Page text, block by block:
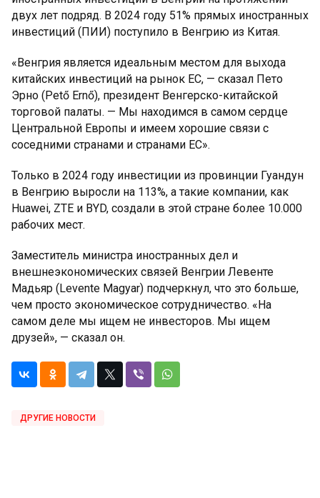
двух лет подряд. В 2024 году 51% прямых иностранных
инвестиций (ПИИ) поступило в Венгрию из Китая.
«Венгрия является идеальным местом для выхода
китайских инвестиций на рынок ЕС, — сказал Пето
Эрно (Pető Ernő), президент Венгерско-китайской
торговой палаты. — Мы находимся в самом сердце
Центральной Европы и имеем хорошие связи с
соседними странами и странами ЕС».
Только в 2024 году инвестиции из провинции Гуандун
в Венгрию выросли на 113%, а такие компании, как
Huawei, ZTE и BYD, создали в этой стране более 10.000
рабочих мест.
Заместитель министра иностранных дел и
внешнеэкономических связей Венгрии Левенте
Мадьяр (Levente Magyar) подчеркнул, что это больше,
чем просто экономическое сотрудничество. «На
самом деле мы ищем не инвесторов. Мы ищем
друзей», — сказал он.
ДРУГИЕ НОВОСТИ